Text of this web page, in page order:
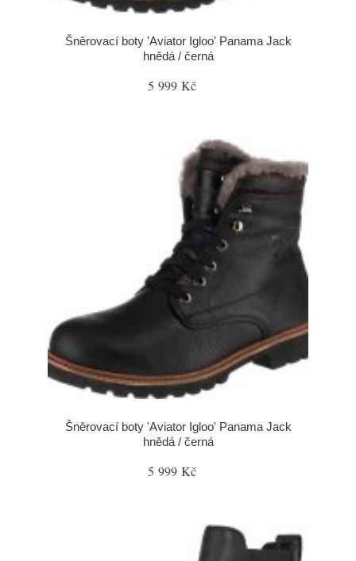
Šněrovací boty 'Aviator Igloo' Panama Jack
hnědá / černá
5 999 Kč
Šněrovací boty 'Aviator Igloo' Panama Jack
hnědá / černá
5 999 Kč